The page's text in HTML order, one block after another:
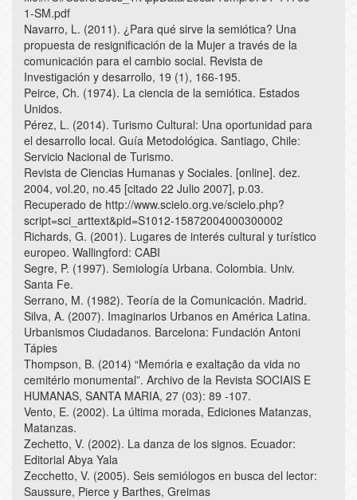
1-SM.pdf
Navarro, L. (2011). ¿Para qué sirve la semiótica? Una
propuesta de resignificación de la Mujer a través de la
comunicación para el cambio social. Revista de
Investigación y desarrollo, 19 (1), 166-195.
Peirce, Ch. (1974). La ciencia de la semiótica. Estados
Unidos.
Pérez, L. (2014). Turismo Cultural: Una oportunidad para
el desarrollo local. Guía Metodológica. Santiago, Chile:
Servicio Nacional de Turismo.
Revista de Ciencias Humanas y Sociales. [online]. dez.
2004, vol.20, no.45 [citado 22 Julio 2007], p.03.
Recuperado de http://www.scielo.org.ve/scielo.php?
script=sci_arttext&pid=S1012-15872004000300002
Richards, G. (2001). Lugares de interés cultural y turístico
europeo. Wallingford: CABI
Segre, P. (1997). Semiología Urbana. Colombia. Univ.
Santa Fe.
Serrano, M. (1982). Teoría de la Comunicación. Madrid.
Silva, A. (2007). Imaginarios Urbanos en América Latina.
Urbanismos Ciudadanos. Barcelona: Fundación Antoni
Tápies
Thompson, B. (2014) “Memória e exaltação da vida no
cemitério monumental”. Archivo de la Revista SOCIAIS E
HUMANAS, SANTA MARIA, 27 (03): 89 -107.
Vento, E. (2002). La última morada, Ediciones Matanzas,
Matanzas.
Zechetto, V. (2002). La danza de los signos. Ecuador:
Editorial Abya Yala
Zecchetto, V. (2005). Seis semiólogos en busca del lector:
Saussure, Pierce y Barthes, Greimas